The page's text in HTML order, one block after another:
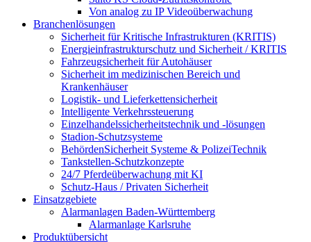
Von analog zu IP Videoüberwachung
Branchenlösungen
Sicherheit für Kritische Infrastrukturen (KRITIS)
Energieinfrastrukturschutz und Sicherheit / KRITIS
Fahrzeugsicherheit für Autohäuser
Sicherheit im medizinischen Bereich und
Krankenhäuser
Logistik- und Lieferkettensicherheit
Intelligente Verkehrssteuerung
Einzelhandelssicherheitstechnik und -lösungen
Stadion-Schutzsysteme
BehördenSicherheit Systeme & PolizeiTechnik
Tankstellen-Schutzkonzepte​
24/7 Pferdeüberwachung mit KI
Schutz-Haus / Privaten Sicherheit
Einsatzgebiete
Alarmanlagen Baden-Württemberg
Alarmanlage Karlsruhe
Produktübersicht